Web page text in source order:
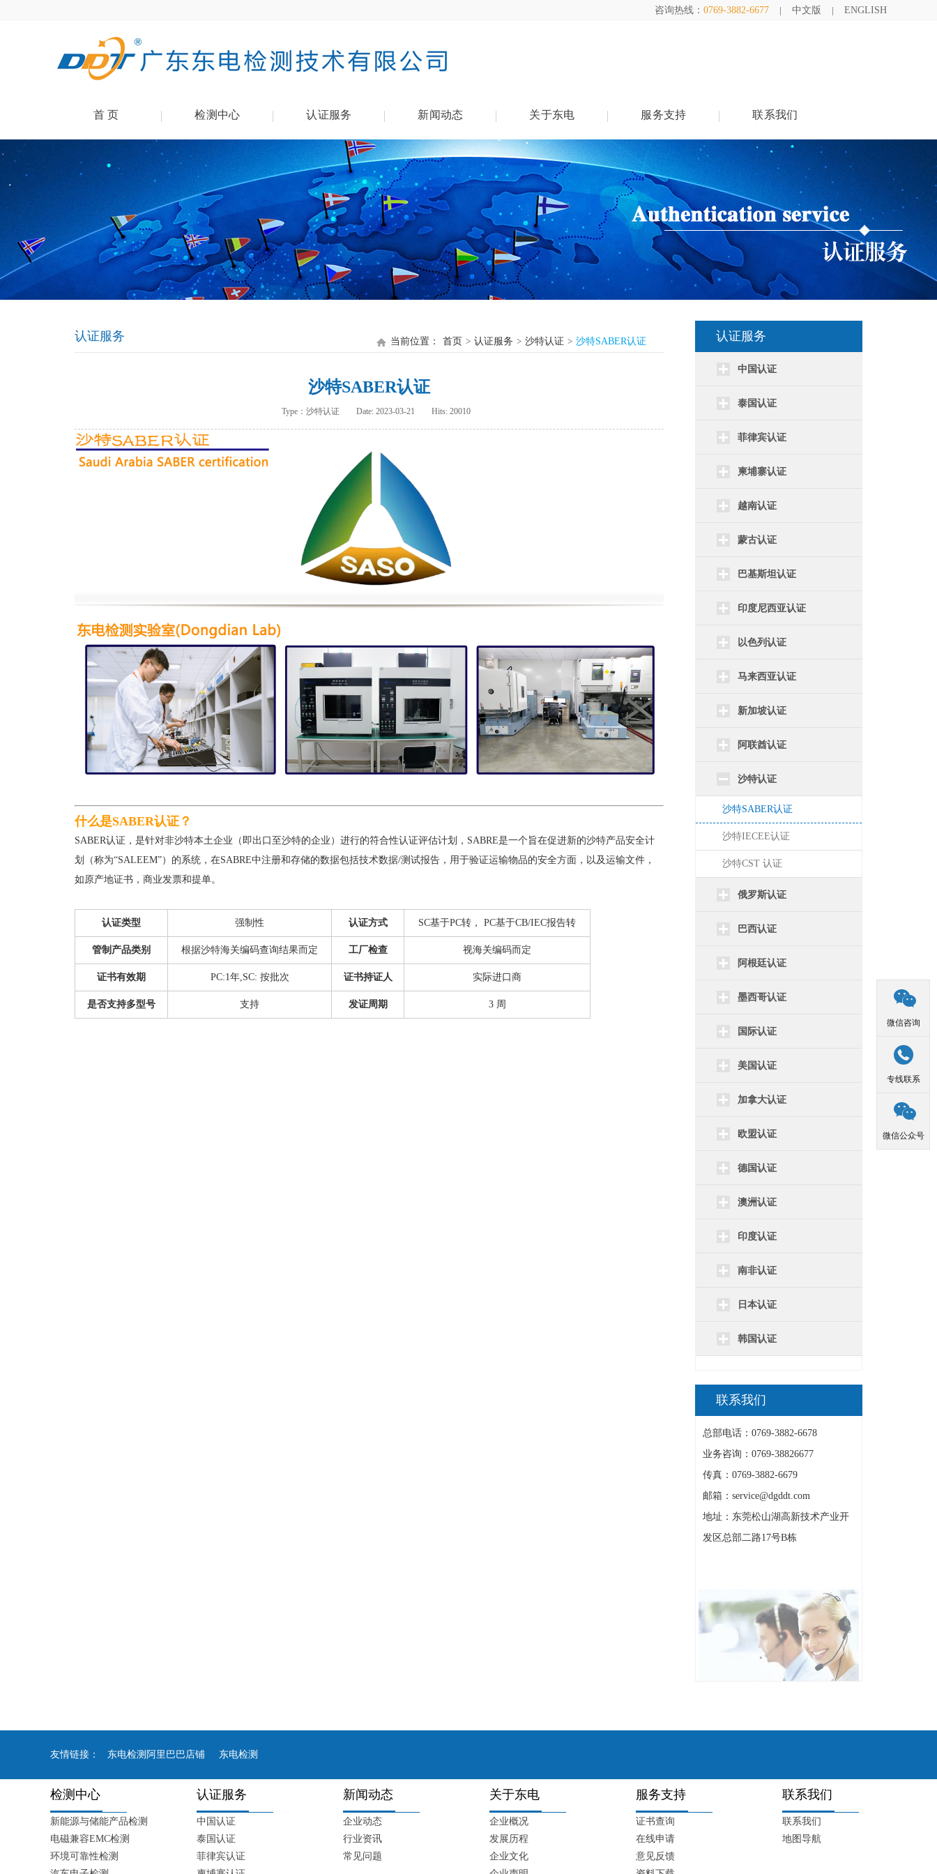
咨询热线： 0769-3882-6677 中文版 ENGLISH
首 页 检测中心 认证服务 新闻动态 关于东电 服务支持 联系我们
认证服务
中国认证
泰国认证
菲律宾认证
柬埔寨认证
越南认证
蒙古认证
巴基斯坦认证
印度尼西亚认证
以色列认证
马来西亚认证
新加坡认证
阿联酋认证
沙特认证
沙特SABER认证
沙特IECEE认证
沙特CST 认证
俄罗斯认证
巴西认证
阿根廷认证
墨西哥认证
国际认证
美国认证
加拿大认证
欧盟认证
德国认证
澳洲认证
印度认证
南非认证
日本认证
韩国认证
联系我们
总部电话：0769-3882-6678
业务咨询：0769-38826677
传真：0769-3882-6679
邮箱：service@dgddt.com
地址：东莞松山湖高新技术产业开
发区总部二路17号B栋
当前位置： 首页 认证服务 沙特认证 沙特SABER认证
认证服务
沙特SABER认证
Type：沙特认证 Date: 2023-03-21 Hits: 20010
什么是SABER认证？
SABER认证，是针对非沙特本土企业（即出口至沙特的企业）进行的符合性认证评估计划，SABRE是一个旨在促进新的沙特产品安全计
划（称为“SALEEM”）的系统，在SABRE中注册和存储的数据包括技术数据/测试报告，用于验证运输物品的安全方面，以及运输文件，
如原产地证书，商业发票和提单。
认证类型 强制性 认证方式 SC基于PC转， PC基于CB/IEC报告转
管制产品类别 根据沙特海关编码查询结果而定 工厂检查 视海关编码而定
证书有效期 PC:1年,SC: 按批次 证书持证人 实际进口商
是否支持多型号 支持 发证周期 3 周
友情链接： 东电检测阿里巴巴店铺 东电检测
检测中心 认证服务 新闻动态 关于东电 服务支持 联系我们
新能源与储能产品检测
电磁兼容EMC检测
环境可靠性检测
中国认证
泰国认证
菲律宾认证
企业动态
行业资讯
常见问题
企业概况
发展历程
企业文化
证书查询
在线申请
意见反馈
联系我们
地图导航

微信咨询

专线联系

微信公众号